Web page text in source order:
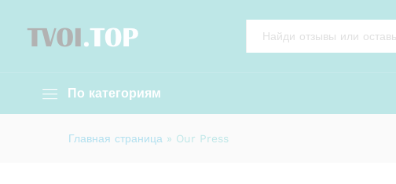
По категориям
Главная страница » Our Press